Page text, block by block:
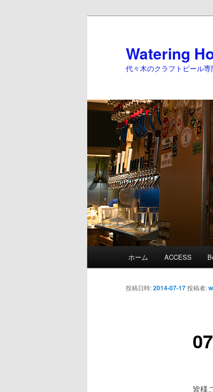
Watering
代々木のクラフトビール
メ
イ
ホーム ACCESS
投稿日時:2014-07-17投稿者:
皆様